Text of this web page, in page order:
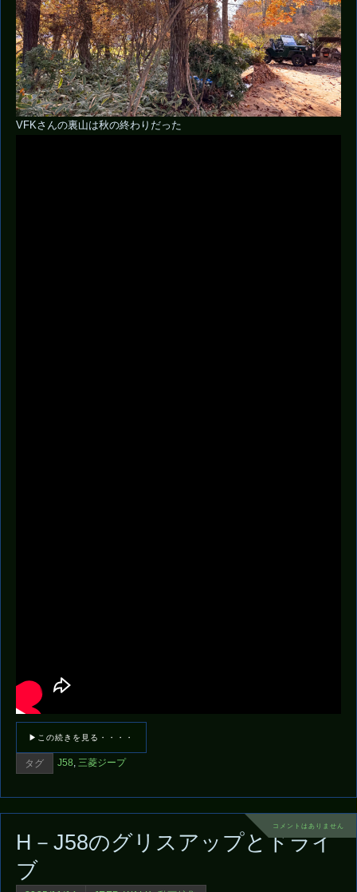
VFKさんの裏山は秋の終わりだった
▶この続きを見る・・・・
タグ J58, 三菱ジープ
コメントはありません
H－J58のグリスアップとドライ
ブ